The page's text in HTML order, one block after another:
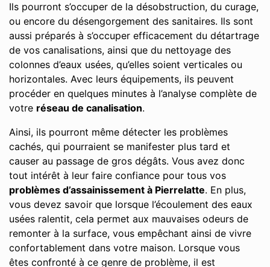
Ils pourront s’occuper de la désobstruction, du curage,
ou encore du désengorgement des sanitaires. Ils sont
aussi préparés à s’occuper efficacement du détartrage
de vos canalisations, ainsi que du nettoyage des
colonnes d’eaux usées, qu’elles soient verticales ou
horizontales. Avec leurs équipements, ils peuvent
procéder en quelques minutes à l’analyse complète de
votre réseau de canalisation.
Ainsi, ils pourront même détecter les problèmes
cachés, qui pourraient se manifester plus tard et
causer au passage de gros dégâts. Vous avez donc
tout intérêt à leur faire confiance pour tous vos
problèmes d’assainissement à Pierrelatte. En plus,
vous devez savoir que lorsque l’écoulement des eaux
usées ralentit, cela permet aux mauvaises odeurs de
remonter à la surface, vous empêchant ainsi de vivre
confortablement dans votre maison. Lorsque vous
êtes confronté à ce genre de problème, il est